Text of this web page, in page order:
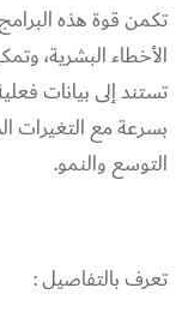
تكمن قوة هذه
الأخطاء البشرية،
تستند إلى بيانات
بسرعة مع التغيرات
التوسع والنمو.
تعرف بالتفاصيل :